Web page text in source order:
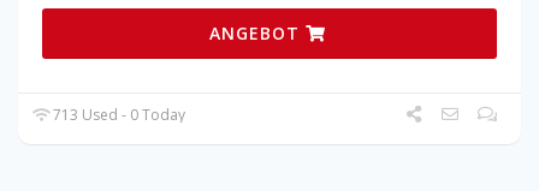
ANGEBOT
713 Used - 0 Today